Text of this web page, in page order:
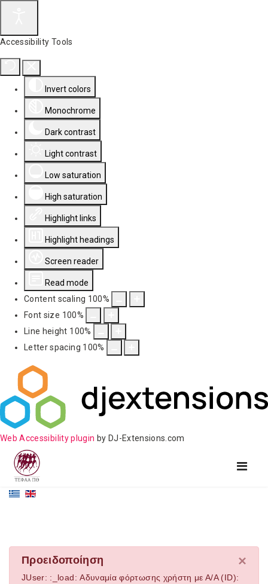
Accessibility Tools
Invert colors
Monochrome
Dark contrast
Light contrast
Low saturation
High saturation
Highlight links
Highlight headings
Screen reader
Read mode
Content scaling 100%
Font size 100%
Line height 100%
Letter spacing 100%
Web Accessibility plugin by DJ-Extensions.com
×
Προειδοποίηση
JUser: :_load: Αδυναμία φόρτωσης χρήστη με Α/Α (ID):